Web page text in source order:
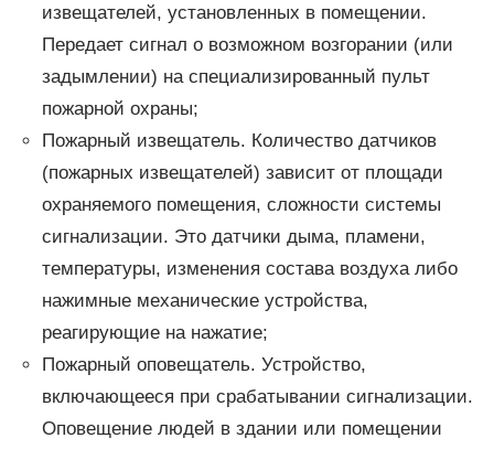
извещателей, установленных в помещении.
Передает сигнал о возможном возгорании (или
задымлении) на специализированный пульт
пожарной охраны;
Пожарный извещатель. Количество датчиков
(пожарных извещателей) зависит от площади
охраняемого помещения, сложности системы
сигнализации. Это датчики дыма, пламени,
температуры, изменения состава воздуха либо
нажимные механические устройства,
реагирующие на нажатие;
Пожарный оповещатель. Устройство,
включающееся при срабатывании сигнализации.
Оповещение людей в здании или помещении